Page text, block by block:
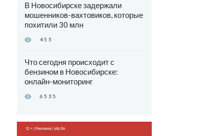
В Новосибирске задержали
мошенников-вахтовиков, которые
похитили 30 млн
455
Что сегодня происходит с
бензином в Новосибирске:
онлайн-мониторинг
6535